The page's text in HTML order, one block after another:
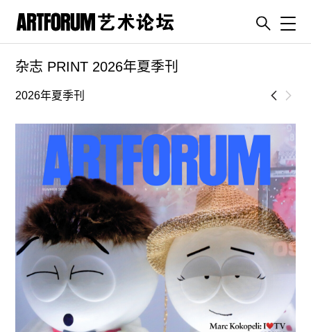
artguide
新闻
ENGLISH
ART & EDUCATION
广告
订阅
往期内容
杂志 PRINT 2026年夏季刊
2026年夏季刊